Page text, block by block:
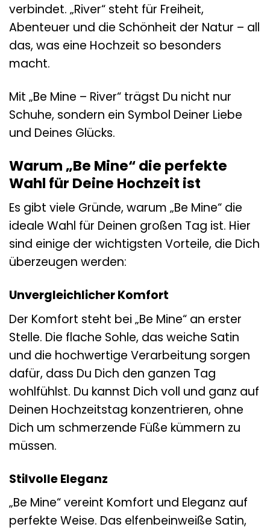
verbindet. „River“ steht für Freiheit,
Abenteuer und die Schönheit der Natur – all
das, was eine Hochzeit so besonders
macht.
Mit „Be Mine – River“ trägst Du nicht nur
Schuhe, sondern ein Symbol Deiner Liebe
und Deines Glücks.
Warum „Be Mine“ die perfekte
Wahl für Deine Hochzeit ist
Es gibt viele Gründe, warum „Be Mine“ die
ideale Wahl für Deinen großen Tag ist. Hier
sind einige der wichtigsten Vorteile, die Dich
überzeugen werden:
Unvergleichlicher Komfort
Der Komfort steht bei „Be Mine“ an erster
Stelle. Die flache Sohle, das weiche Satin
und die hochwertige Verarbeitung sorgen
dafür, dass Du Dich den ganzen Tag
wohlfühlst. Du kannst Dich voll und ganz auf
Deinen Hochzeitstag konzentrieren, ohne
Dich um schmerzende Füße kümmern zu
müssen.
Stilvolle Eleganz
„Be Mine“ vereint Komfort und Eleganz auf
perfekte Weise. Das elfenbeinweiße Satin,